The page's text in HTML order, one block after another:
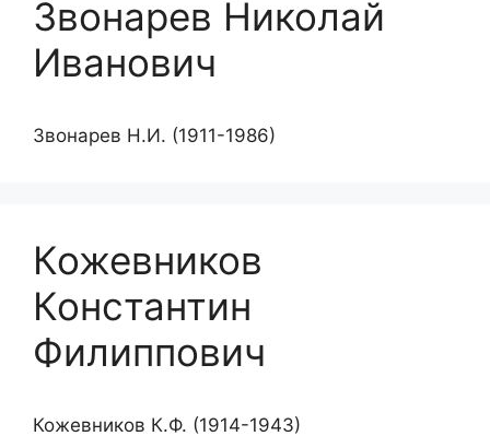
Звонарев Николай
Иванович
Звонарев Н.И. (1911-1986)
Кожевников
Константин
Филиппович
Кожевников К.Ф. (1914-1943)